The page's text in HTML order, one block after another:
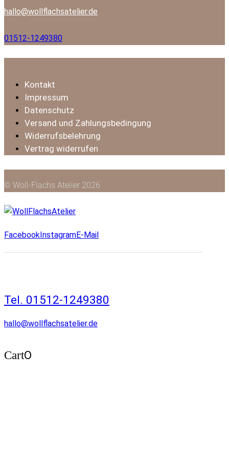
hallo@wollflachsatelier.de
01512-1249380
Kontakt
Impressum
Datenschutz
Versand und Zahlungsbedingung
Widerrufsbelehrung
Vertrag widerrufen
© Woll-Flachs Atelier 2026
Facebook InstagramE-Mail
Tel. 01512-1249380
hallo@wollflachsatelier.de
Cart0